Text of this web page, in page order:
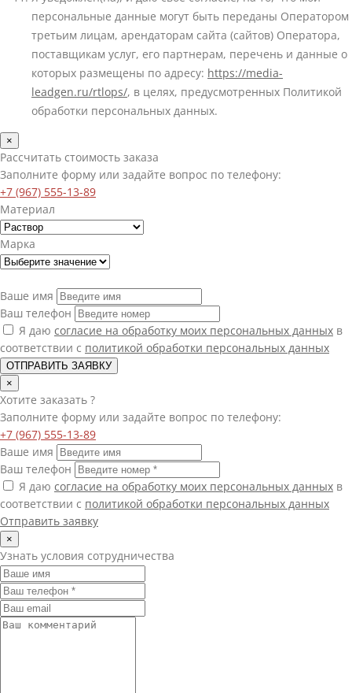
персональные данные могут быть переданы Оператором
третьим лицам, арендаторам сайта (сайтов) Оператора,
поставщикам услуг, его партнерам, перечень и данные о
которых размещены по адресу: https://media-
leadgen.ru/rtlops/, в целях, предусмотренных Политикой
обработки персональных данных.
×
Рассчитать стоимость заказа
Заполните форму или задайте вопрос по телефону:
+7 (967) 555-13-89
Материал
Марка
Ваше имя
Ваш телефон
Я даю согласие на обработку моих персональных данных в
соответствии с политикой обработки персональных данных
ОТПРАВИТЬ ЗАЯВКУ
×
Хотите заказать ?
Заполните форму или задайте вопрос по телефону:
+7 (967) 555-13-89
Ваше имя
Ваш телефон
Я даю согласие на обработку моих персональных данных в
соответствии с политикой обработки персональных данных
Отправить заявку
×
Узнать условия сотрудничества